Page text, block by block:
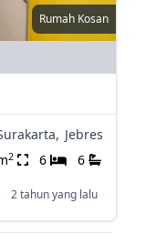
Rumah Kosan
Jebres
2 6 6
2 tahun yang lalu